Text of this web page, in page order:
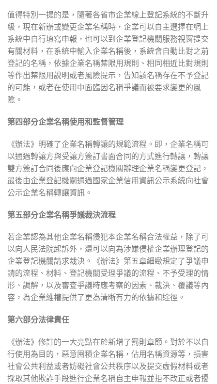
值得特別一提的是，隨著各省市企業線上登記系統的不斷升
級，現在新辦或變更企業名稱時，企業可以自主選擇在網上
系統中自行填寫申報，也可以到企業登記機關服務視窗提交
有關材料，在系統中輸入企業名稱後，系統會自動比對之前
登記的名稱，依據企業名稱禁限用規則、相同相近比對規則
等作出禁限用說明或者風險提示，告知該名稱存在不予登記
的可能，或者在使用中面臨因名稱爭議而被要求變更的風
險。
第四部分企業名稱使用和監督管理
《辦法》明確了企業名稱轉讓的規範流程。即，企業名稱可
以通過轉讓方與受讓方簽訂書面合同的方式進行轉讓，轉讓
雙方簽訂合同後應向企業登記機關辦理企業名稱變更登記，
最後由企業登記機關通過國家企業信用資訊公示系統向社會
公示企業名稱轉讓資訊。
第五部分企業名稱爭議裁決流程
若企業認為其他企業名稱侵犯本企業名稱合法權益，除了可
以向人民法院起訴外，還可以向為涉嫌侵權企業辦理登記的
企業登記機關請求裁決。《辦法》第五章細緻規定了爭議申
請的流程、材料、登記機關受理爭議的流程、不予受理的情
形、調解，以及審查爭議時應考察的因素、裁決、覆議等內
容，為企業維權提供了更為清晰有力的依據和途徑。
第六部分法律責任
《辦法》修訂的一大亮點在於新增了罰則章節。對於不以自
行使用為目的，惡意囤積企業名稱，佔用名稱資源等，損害
社會公共利益或者妨礙社會公共秩序以及提交虛假材料或者
採取其他欺詐手段進行企業名稱自主申報並拒不改正或者擾